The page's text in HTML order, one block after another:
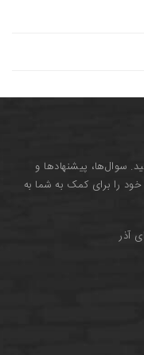
سوال‌ها، پیشنهادها و
خود را برای کمک به شما به
آذر